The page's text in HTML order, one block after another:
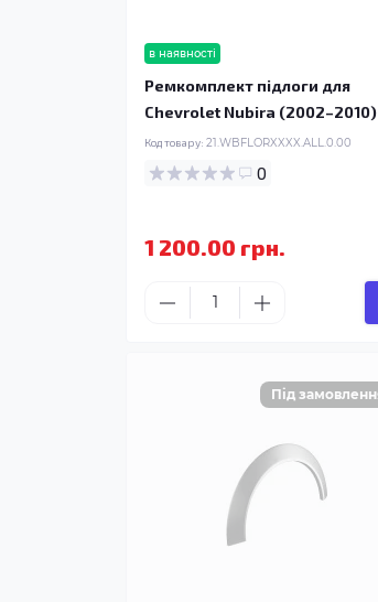
в наявності
Ремкомплект підлоги для
Chevrolet Nubira (2002–2010)
Код товару: 21.WBFLORXXXX.ALL.0.00
0
1 200.00 грн.